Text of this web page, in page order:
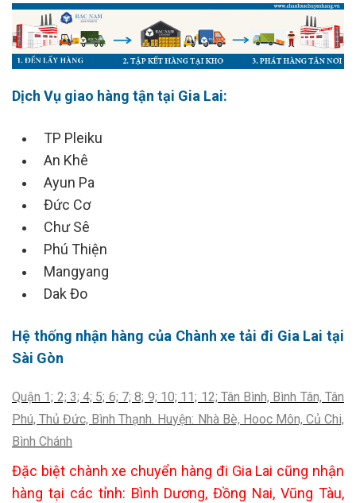
Dịch Vụ giao hàng tận tại Gia Lai:
TP Pleiku
An Khê
Ayun Pa
Đức Cơ
Chư Sê
Phú Thiện
Mangyang
Dak Đo
Hệ thống nhận hàng của Chành xe tải đi Gia Lai tại
Sài Gòn
Quận 1; 2; 3; 4; 5; 6; 7; 8; 9; 10; 11; 12; Tân Bình, Bình Tân, Tân
Phú, Thủ Đức, Bình Thạnh. Huyện: Nhà Bè, Hooc Môn, Củ Chi,
Bình Chánh
Đặc biệt chành xe chuyển hàng đi Gia Lai cũng nhận
hàng tại các tỉnh: Bình Dương, Đồng Nai, Vũng Tàu,